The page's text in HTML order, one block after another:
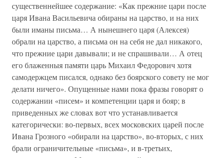
существеннейшее содержание: «Как прежние цари после
царя Ивана Васильевича обираны на царство, и на них
были иманы письма… А нынешнего царя (Алексея)
обрали на царство, а письма он на себя не дал никакого,
что прежние цари давывали; и не спрашивали… А отец
его блаженныя памяти царь Михаил Федорович хотя
самодержцем писался, однако без боярского совету не мог
делати ничего». Опущенные нами пока фразы говорят о
содержании «писем» и компетенции царя и бояр; в
приведенных же словах вот что устанавливается
категорически: во-первых, всех московских царей после
Ивана Грозного «обирали на царство», во-вторых, с них
брали ограничительные «письма», и в-третьих,